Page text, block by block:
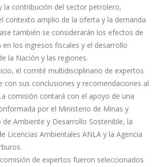
la contribución del sector petrolero,
contexto amplio de la oferta y la demanda
también se considerarán los efectos de
los ingresos fiscales y el desarrollo
la Nación y las regiones.
el comité multidisciplinario de expertos
con sus conclusiones y recomendaciones al
comisión contará con el apoyo de una
por el Ministerio de Minas y
de Ambiente y Desarrollo Sostenible, la
Licencias Ambientales ANLA y la Agencia
de expertos fueron seleccionados